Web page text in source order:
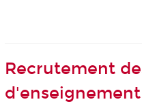
Recrutement